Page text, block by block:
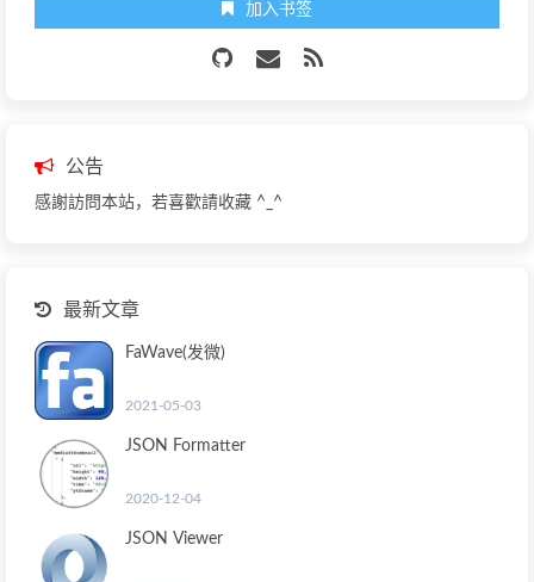
加入书签
公告
感謝訪問本站，若喜歡請收藏 ^_^
最新文章
FaWave(发微)
2021-05-03
JSON Formatter
2020-12-04
JSON Viewer